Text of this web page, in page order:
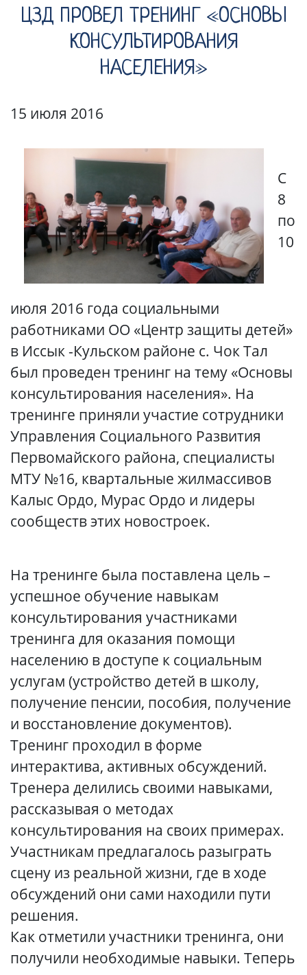
ЦЗД ПРОВЕЛ ТРЕНИНГ «ОСНОВЫ
КОНСУЛЬТИРОВАНИЯ
НАСЕЛЕНИЯ»
15 июля 2016
С
8
по
10
июля 2016 года социальными
работниками ОО «Центр защиты детей»
в Иссык -Кульском районе с. Чок Тал
был проведен тренинг на тему «Основы
консультирования населения». На
тренинге приняли участие сотрудники
Управления Социального Развития
Первомайского района, специалисты
МТУ №16, квартальные жилмассивов
Калыс Ордо, Мурас Ордо и лидеры
сообществ этих новостроек.
На тренинге была поставлена цель –
успешное обучение навыкам
консультирования участниками
тренинга для оказания помощи
населению в доступе к социальным
услугам (устройство детей в школу,
получение пенсии, пособия, получение
и восстановление документов).
Тренинг проходил в форме
интерактива, активных обсуждений.
Тренера делились своими навыками,
рассказывая о методах
консультирования на своих примерах.
Участникам предлагалось разыграть
сцену из реальной жизни, где в ходе
обсуждений они сами находили пути
решения.
Как отметили участники тренинга, они
получили необходимые навыки. Теперь